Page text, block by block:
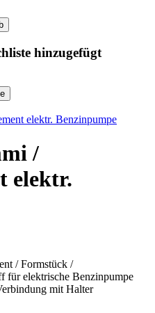
hinzugefügt
/
elektr.
/ Formstück /
für elektrische Benzinpumpe
mit Halter